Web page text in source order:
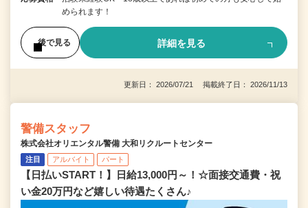
められます！
後で見る 詳細を見る
更新日： 2026/07/21 掲載終了日： 2026/11/13
警備スタッフ
株式会社オリエンタル警備 大和リクルートセンター
注目 アルバイト パート
【日払いSTART！】日給13,000円～！☆面接交通費・祝
い金20万円など嬉しい待遇たくさん♪